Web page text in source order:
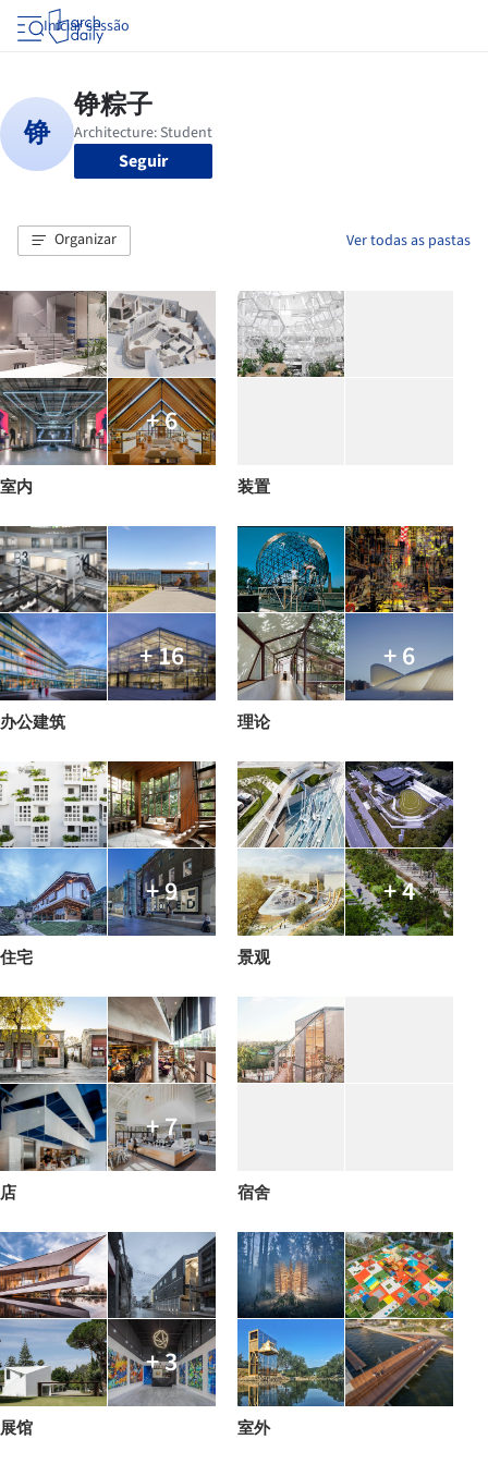
Iniciar sessão
Seguir
Organizar Ver todas as pastas
+ 6
室内 装置
+ 16
办公建筑
+ 6
理论
+ 9
住宅
+ 4
景观
+ 7
店 宿舍
+ 3
展馆 室外